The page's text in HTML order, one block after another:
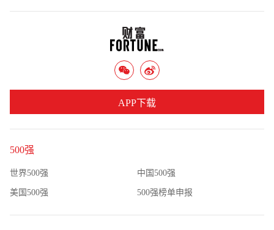
500强
世界500强 中国500强
美国500强 500强榜单申报
APP下载